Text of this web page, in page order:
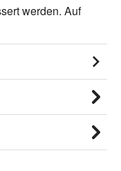
werden. Auf